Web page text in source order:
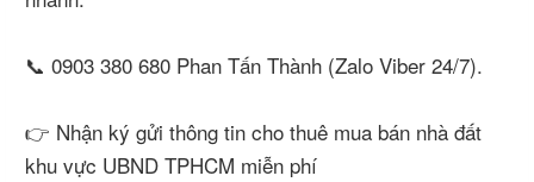
📞 0903 380 680 Phan Tấn Thành (Zalo Viber 24/7).
👉 Nhận ký gửi thông tin cho thuê mua bán nhà đất
khu vực UBND TPHCM miễn phí